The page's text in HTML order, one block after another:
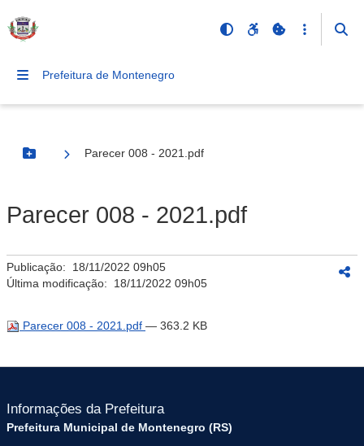
Prefeitura de Montenegro
Botão Menu
Parecer 008 - 2021.pdf
Parecer 008 - 2021.pdf
Publicação: 18/11/2022 09h05
Última modificação: 18/11/2022 09h05
Parecer 008 - 2021.pdf — 363.2 KB
Informações da Prefeitura
Prefeitura Municipal de Montenegro (RS)